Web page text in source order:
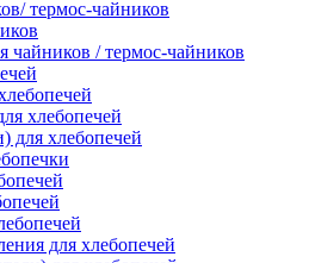
термос-чайников
чайников / термос-чайников
хлебопечей
для хлебопечей
для хлебопечей